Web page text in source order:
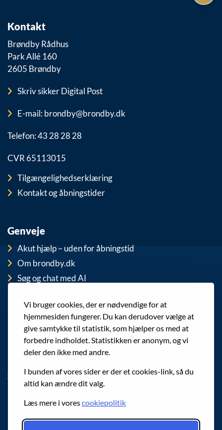
Vi bruger cookies, der er nødvendige for at
hjemmesiden fungerer. Du kan derudover vælge at
give samtykke til statistik, som hjælper os med at
forbedre indholdet. Statistikken er anonym, og vi
deler den ikke med andre.
I bunden af vores sider er der et cookies-link, så du
altid kan ændre dit valg.
Læs mere i vorescookiepolitik
Kontakt
Brøndby Rådhus
Park Allé 160
2605 Brøndby
Skriv sikker Digital Post
E-mail: brondby@brondby.dk
Telefon: 43 28 28 28
CVR 65113015
Tilgængelighedserklæring
Kontakt og åbningstider
Genveje
Akut hjælp – uden for åbningstid
Om brondby.dk
Søg og chat med AI
EAN-numre
Cookies
Privatlivspolitik (GDPR)
Sociale medier
Følg os på Instagram